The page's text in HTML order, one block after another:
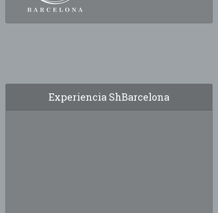
Experiencia ShBarcelona